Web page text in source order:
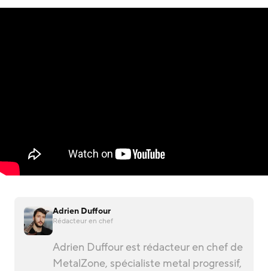
Adrien Duffour
Rédacteur en chef
Adrien Duffour est rédacteur en chef de
MetalZone, spécialiste metal progressif,